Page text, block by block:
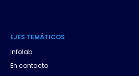
EJES.TEMÁTICOS
Infolab
En contacto